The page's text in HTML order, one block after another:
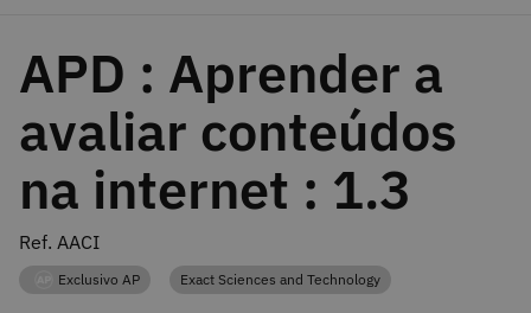
APD : Aprender a
avaliar conteúdos
na internet : 1.3
Ref. AACI
Category
Exclusivo AP Category
Exact Sciences and Technology